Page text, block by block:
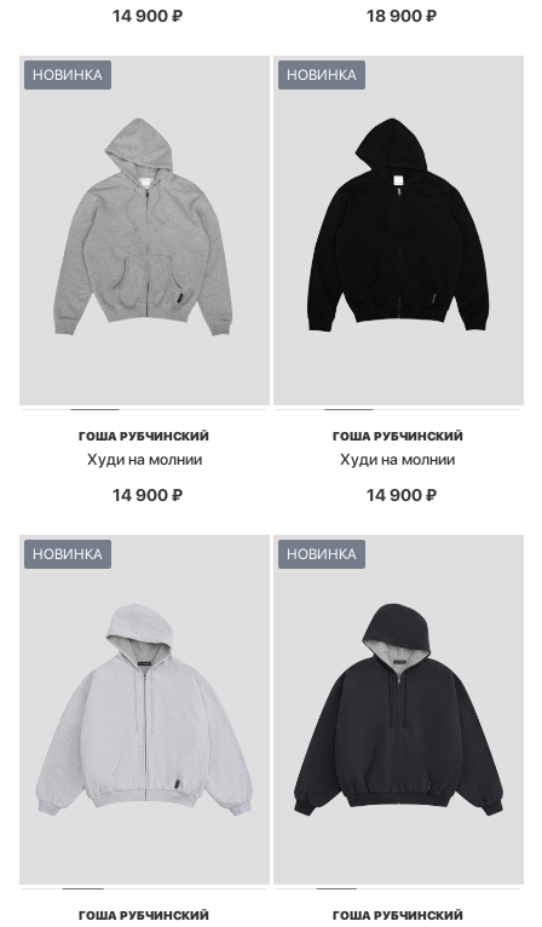
14 900₽ 18 900₽
НОВИНКА
ГОША РУБЧИНСКИЙ
Худи на молнии
14 900₽
НОВИНКА
ГОША РУБЧИНСКИЙ
Худи на молнии
14 900₽
НОВИНКА
ГОША РУБЧИНСКИЙ
НОВИНКА
ГОША РУБЧИНСКИЙ